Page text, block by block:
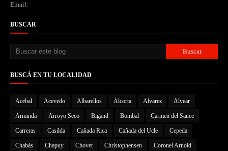
Email:
BUSCAR
BUSCÁ EN TU LOCALIDAD
Acebal Acevedo Albarellos Alcorta Alvarez Alvear
Arminda Arroyo Seco Bigand Bombal Carmen del Sauce
Carreras Casilda Cañada Rica Cañada del Ucle Cepeda
Chabás Chapuy Chovet Christophensen Coronel Arnold